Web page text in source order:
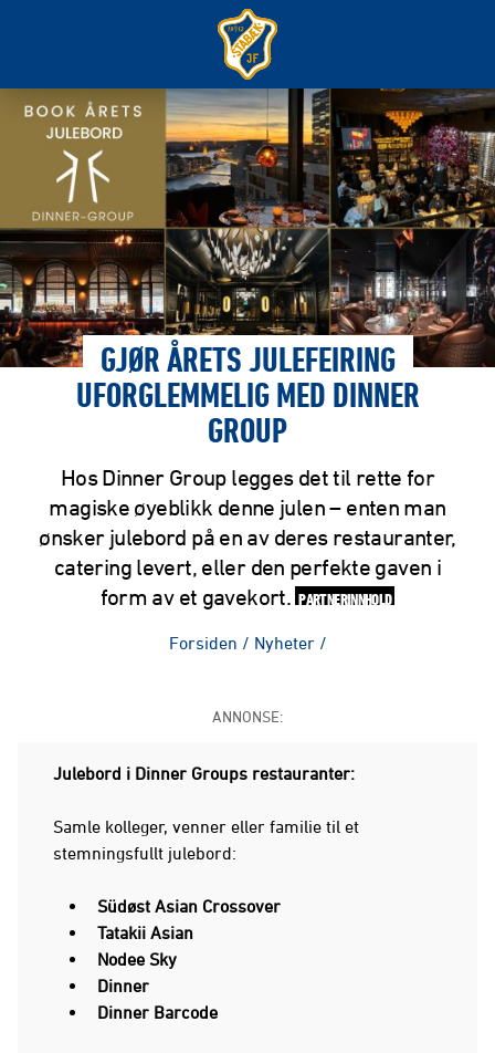
GJØR ÅRETS JULEFEIRING
UFORGLEMMELIG MED DINNER
GROUP
Hos Dinner Group legges det til rette for
magiske øyeblikk denne julen – enten man
ønsker julebord på en av deres restauranter,
catering levert, eller den perfekte gaven i
form av et gavekort. PARTNERINNHOLD
Forsiden / Nyheter /
ANNONSE:
Julebord i Dinner Groups restauranter:
Samle kolleger, venner eller familie til et
stemningsfullt julebord:
Südøst Asian Crossover
Tatakii Asian
Nodee Sky
Dinner
Dinner Barcode